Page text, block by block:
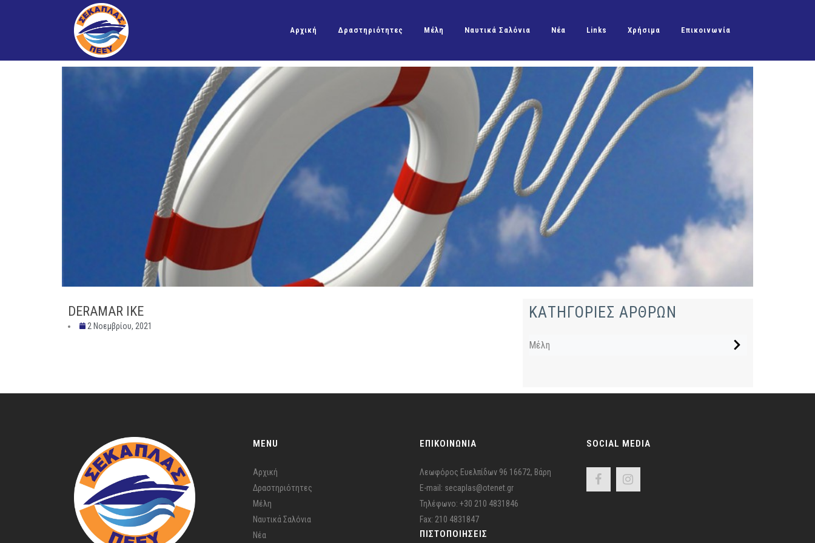
Αρχική Δραστηριότητες Μέλη Ναυτικά Σαλόνια Νέα Links Χρήσιμα Επικοινωνία
DERAMAR IKE
2 Νοεμβρίου, 2021
ΚΑΤΗΓΟΡΙΕΣ ΑΡΘΡΩΝ
Μέλη
MENU
Αρχική
Δραστηριότητες
Μέλη
Ναυτικά Σαλόνια
Νέα
ΕΠΙΚΟΙΝΩΝΙΑ
Λεωφόρος Ευελπίδων 96 16672, Βάρη
E-mail: secaplas@otenet.gr
Τηλέφωνο: +30 210 4831846
Fax: 210 4831847
ΠΙΣΤΟΠΟΙΉΣΕΙΣ
SOCIAL MEDIA